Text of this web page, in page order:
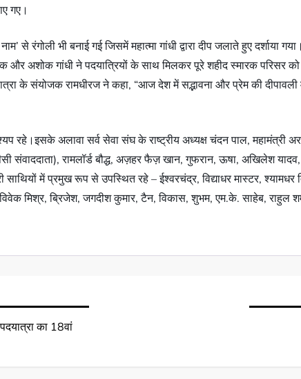
गए।
से रंगोली भी बनाई गई जिसमें महात्मा गांधी द्वारा दीप जलाते हुए दर्शाया
और अशोक गांधी ने पदयात्रियों के साथ मिलकर पूरे शहीद स्मारक
के संयोजक रामधीरज ने कहा, “आज देश में सद्भावना और प्रेम की
अलावा सर्व सेवा संघ के राष्ट्रीय अध्यक्ष चंदन पाल, महामंत्री
संवाददाता), रामलॉर्ड बौद्ध, अज़हर फैज़ खान, गुफरान, ऊषा, अखिलेश
साथियों में प्रमुख रूप से उपस्थित रहे – ईश्वरचंद्र, विद्याधर मास्टर,
मिश्र, ब्रिजेश, जगदीश कुमार, टैन, विकास, शुभम, एम.के. साहेब, राहुल
का 18वां